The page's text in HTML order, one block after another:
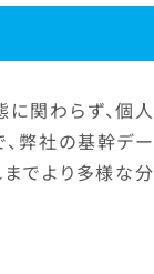
関わらず、個人
弊社の基幹デー
でより多様な分